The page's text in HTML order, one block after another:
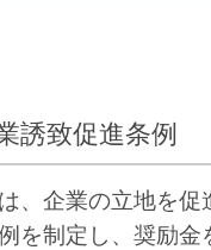
誘致促進条例
、企業の立地を
を制定し、奨励金